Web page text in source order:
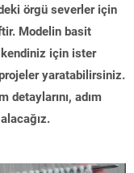
örgü severler için
Modelin basit
kendiniz için ister
yaratabilirsiniz.
detaylarını, adım